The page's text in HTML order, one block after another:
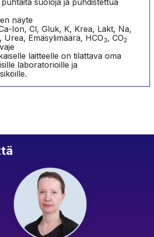
suoloja ja puhdistettua
näyte
Ion, Cl, Gluk, K, Krea, Lakt, Na,
, Urea, Emäsylimäärä, HCO3, CO2
laitteelle on tilattava oma
laboratorioille ja